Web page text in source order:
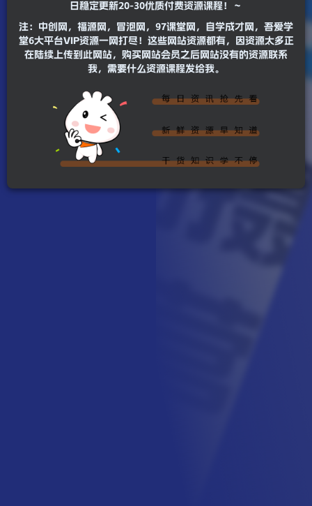
日稳定更新20-30优质付费资源课程！～
注：中创网，福源网，冒泡网，97课堂网，自学成才网，吾爱学
堂6大平台VIP资源一网打尽！这些网站资源都有，因资源太多正
在陆续上传到此网站，购买网站会员之后网站没有的资源联系
我，需要什么资源课程发给我。